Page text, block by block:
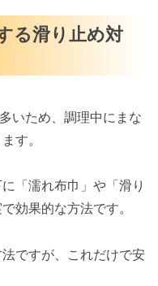
る滑り止め対
いため、調理中にまな
す。
「濡れ布巾」や「滑り
効果的な方法です。
ですが、これだけで安